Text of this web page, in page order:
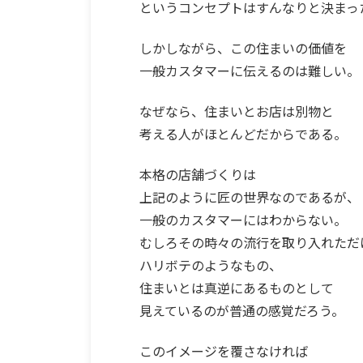
というコンセプトはすんなりと決まっ
しかしながら、この住まいの価値を
一般カスタマーに伝えるのは難しい。
なぜなら、住まいとお店は別物と
考える人がほとんどだからである。
本格の店舗づくりは
上記のように匠の世界なのであるが、
一般のカスタマーにはわからない。
むしろその時々の流行を取り入れただ
ハリボテのようなもの、
住まいとは真逆にあるものとして
見えているのが普通の感覚だろう。
このイメージを覆さなければ